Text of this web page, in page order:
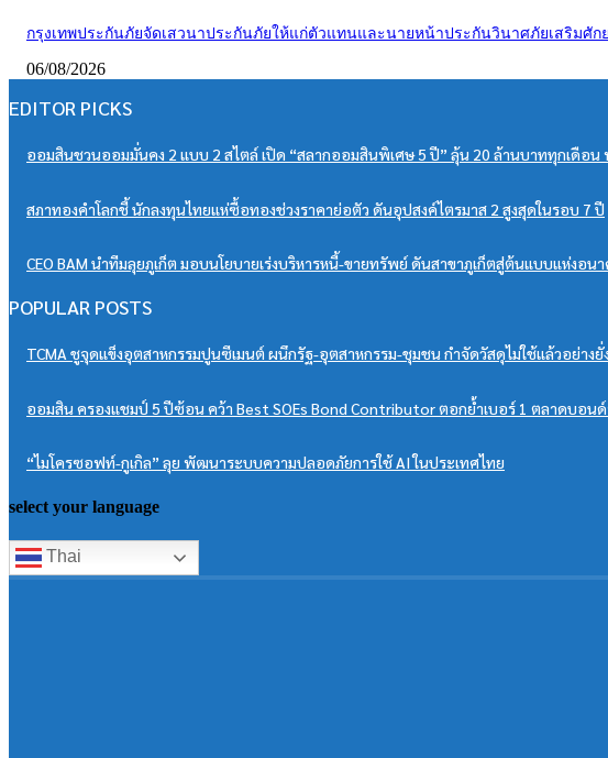
กรุงเทพประกันภัยจัดเสวนาประกันภัยให้แก่ตัวแทนและนายหน้าประกันวินาศภัยเสริมศั
06/08/2026
EDITOR PICKS
ออมสินชวนออมมั่นคง 2 แบบ 2 สไตล์ เปิด “สลากออมสินพิเศษ 5 ปี” ลุ้น 20 ล้านบาททุกเดือ
สภาทองคำโลกชี้ นักลงทุนไทยแห่ซื้อทองช่วงราคาย่อตัว ดันอุปสงค์ไตรมาส 2 สูงสุดในรอบ 7 ปี
CEO BAM นำทีมลุยภูเก็ต มอบนโยบายเร่งบริหารหนี้-ขายทรัพย์ ดันสาขาภูเก็ตสู่ต้นแบบแห่งอน
POPULAR POSTS
TCMA ชูจุดแข็งอุตสาหกรรมปูนซีเมนต์ ผนึกรัฐ-อุตสาหกรรม-ชุมชน กำจัดวัสดุไม่ใช้แล้วอย่างยั่
ออมสิน ครองแชมป์ 5 ปีซ้อน คว้า Best SOEs Bond Contributor ตอกย้ำเบอร์ 1 ตลาดบอนด์
“ไมโครซอฟท์-กูเกิล” ลุย พัฒนาระบบความปลอดภัยการใช้ AI ในประเทศไทย
select your language
Thai